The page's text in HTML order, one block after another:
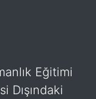
Eğitimi
Dışındaki